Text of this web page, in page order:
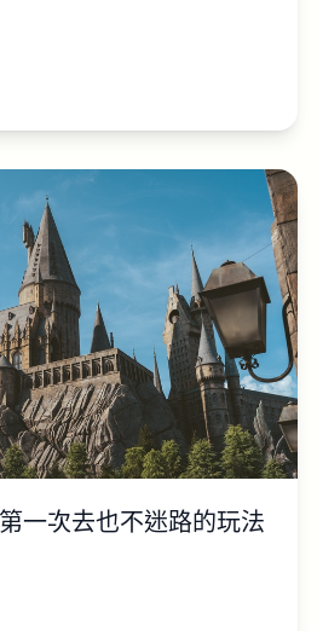
一次去也不迷路的玩法